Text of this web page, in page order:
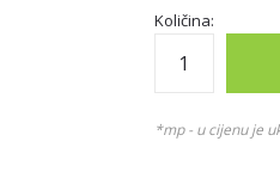
Količina:
*mp - u cijenu je